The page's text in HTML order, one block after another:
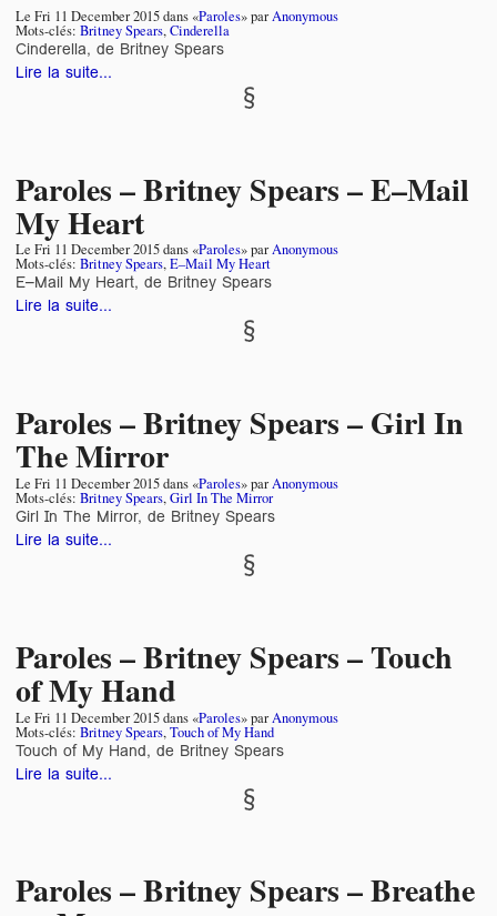
Le Fri 11 December 2015dans «Paroles» parAnonymous
Mots-clés: Britney Spears,Cinderella
Cinderella, de Britney Spears
Lire la suite...
Paroles – Britney Spears – E–Mail
My Heart
Le Fri 11 December 2015dans «Paroles» parAnonymous
Mots-clés: Britney Spears,E–Mail My Heart
E–Mail My Heart, de Britney Spears
Lire la suite...
Paroles – Britney Spears – Girl In
The Mirror
Le Fri 11 December 2015dans «Paroles» parAnonymous
Mots-clés: Britney Spears,Girl In The Mirror
Girl In The Mirror, de Britney Spears
Lire la suite...
Paroles – Britney Spears – Touch
of My Hand
Le Fri 11 December 2015dans «Paroles» parAnonymous
Mots-clés: Britney Spears,Touch of My Hand
Touch of My Hand, de Britney Spears
Lire la suite...
Paroles – Britney Spears – Breathe